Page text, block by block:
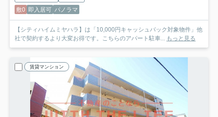
敷0 即入居可 パノラマ
【シティハイムミヤハラ】は「10,000円キャッシュバック対象物件」他
社で契約するより大変お得です。こちらのアパート駐車...
もっと見る
賃貸マンション